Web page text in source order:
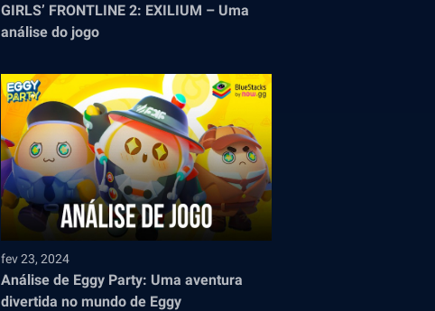
GIRLS’ FRONTLINE 2: EXILIUM – Uma
análise do jogo
fev 23, 2024
Análise de Eggy Party: Uma aventura
divertida no mundo de Eggy